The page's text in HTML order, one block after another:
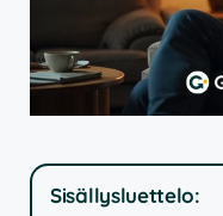
Sisällysluettelo: